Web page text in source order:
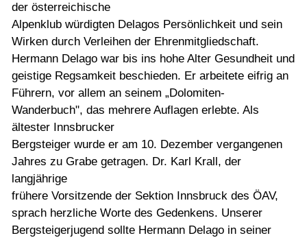
der österreichische
Alpenklub würdigten Delagos Persönlichkeit und sein
Wirken durch Verleihen der Ehrenmitgliedschaft.
Hermann Delago war bis ins hohe Alter Gesundheit und
geistige Regsamkeit beschieden. Er arbeitete eifrig an
Führern, vor allem an seinem „Dolomiten-
Wanderbuch", das mehrere Auflagen erlebte. Als
ältester Innsbrucker
Bergsteiger wurde er am 10. Dezember vergangenen
Jahres zu Grabe getragen. Dr. Karl Krall, der
langjährige
frühere Vorsitzende der Sektion Innsbruck des ÖAV,
sprach herzliche Worte des Gedenkens. Unserer
Bergsteigerjugend sollte Hermann Delago in seiner